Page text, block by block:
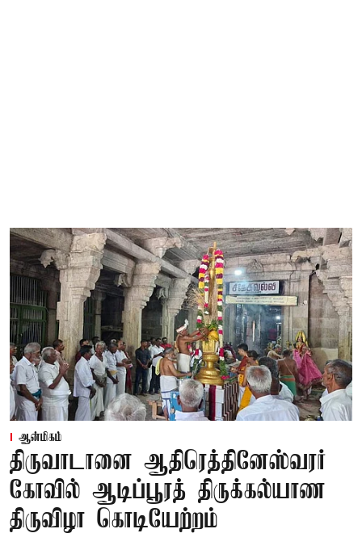
ஆன்மிகம்
திருவாடானை ஆதிரெத்தினேஸ்வரர்
கோவில் ஆடிப்பூரத் திருக்கல்யாண
திருவிழா கொடியேற்றம்